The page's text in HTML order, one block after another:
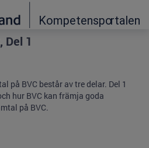
Del 1
på BVC består av tre delar. Del 1
hur BVC kan främja goda
på BVC.